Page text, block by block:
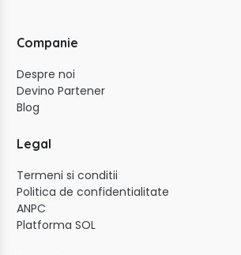
Companie
Despre noi
Devino Partener
Blog
Legal
Termeni si conditii
Politica de confidentialitate
ANPC
Platforma SOL